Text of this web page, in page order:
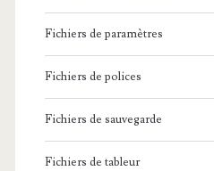
Fichiers de paramètres
Fichiers de polices
Fichiers de sauvegarde
Fichiers de tableur